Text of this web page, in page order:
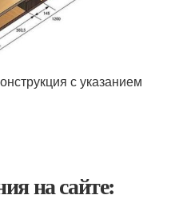
с указанием
на сайте: